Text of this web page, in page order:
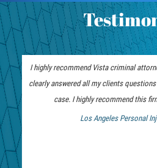
Attorney
I highly recommend Vista criminal
clearly answered all my clients
case. I highly recommend this
Los Angeles Personal